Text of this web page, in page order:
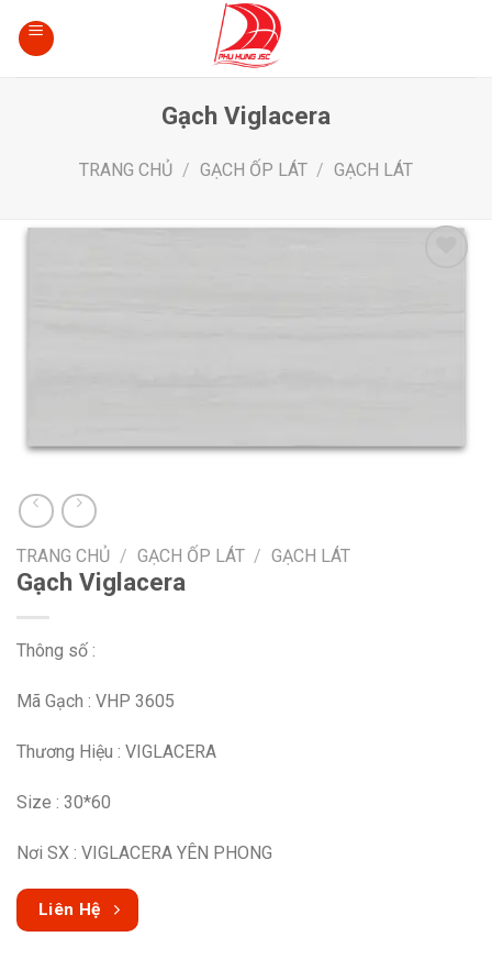
Gạch Viglacera
TRANG CHỦ / GẠCH ỐP LÁT / GẠCH LÁT
TRANG CHỦ / GẠCH ỐP LÁT / GẠCH LÁT
Gạch Viglacera
Thông số :
Mã Gạch : VHP 3605
Thương Hiệu : VIGLACERA
Size : 30*60
Nơi SX : VIGLACERA YÊN PHONG
Liên Hệ